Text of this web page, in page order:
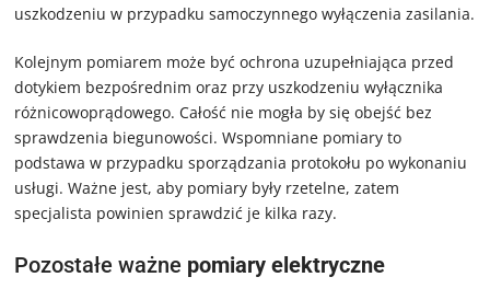
uszkodzeniu w przypadku samoczynnego wyłączenia zasilania.
Kolejnym pomiarem może być ochrona uzupełniająca przed
dotykiem bezpośrednim oraz przy uszkodzeniu wyłącznika
różnicowoprądowego. Całość nie mogła by się obejść bez
sprawdzenia biegunowości. Wspomniane pomiary to
podstawa w przypadku sporządzania protokołu po wykonaniu
usługi. Ważne jest, aby pomiary były rzetelne, zatem
specjalista powinien sprawdzić je kilka razy.
Pozostałe ważne pomiary elektryczne